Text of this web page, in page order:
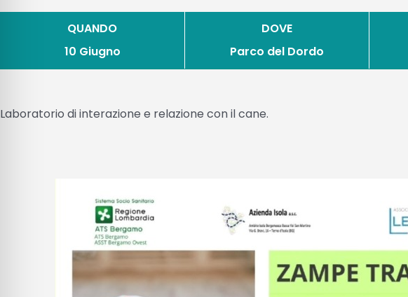
QUANDO
10 Giugno
DOVE
Parco del Dordo
Laboratorio di interazione e relazione con il cane.